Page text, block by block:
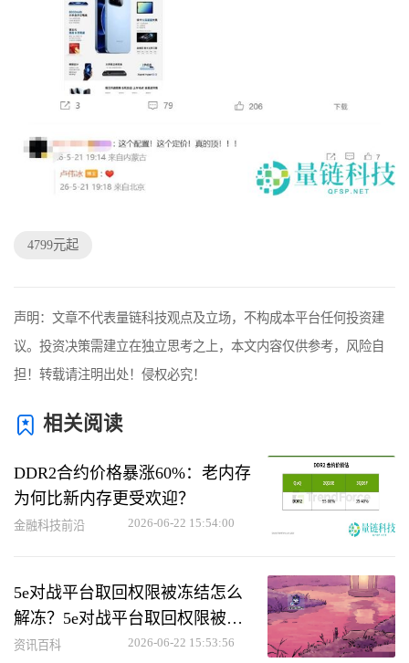
4799元起
声明：文章不代表量链科技观点及立场，不构成本平台任何投资建
议。投资决策需建立在独立思考之上，本文内容仅供参考，风险自
担！转载请注明出处！侵权必究！
相关阅读
DDR2合约价格暴涨60%：老内存
为何比新内存更受欢迎？
金融科技前沿 2026-06-22 15:54:00
5e对战平台取回权限被冻结怎么
解冻？5e对战平台取回权限被冻
结解冻方法
资讯百科 2026-06-22 15:53:56